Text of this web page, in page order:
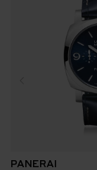
PANERAI